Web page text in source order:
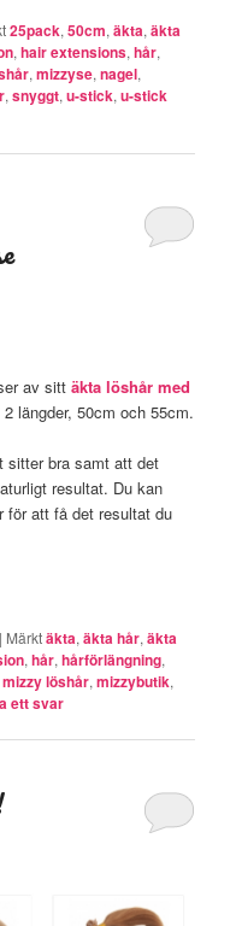
25pack,50cm,äkta,äkta
,hair extensions,hår,
,mizzyse,nagel,
,snyggt,u-stick,u-stick
av sitt äkta löshår med
längder, 50cm och 55cm.
sitter bra samt att det
resultat. Du kan
för att få det resultat du
| Märktäkta,äkta hår,äkta
,hår,hårförlängning,
mizzy löshår,mizzybutik,
ett svar